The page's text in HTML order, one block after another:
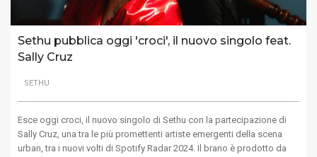
Sethu pubblica oggi 'croci', il nuovo singolo feat.
Sally Cruz
SETHU
Esce oggi croci, il nuovo singolo di Sethu con la partecipazione di
Sally Cruz, una tra le più promettenti artiste emergenti della scena
urban, tra i nuovi volti di Spotify Radar 2024. Il brano è prodotto da